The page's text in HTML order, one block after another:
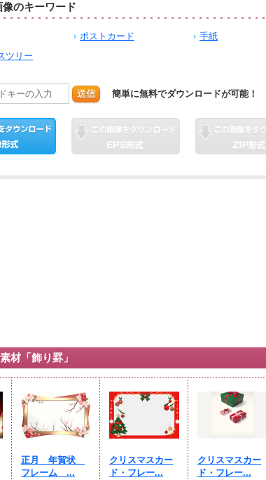
像のキーワード
ポストカード 手紙
ツリー
送信 簡単に無料でダウンロードが可能！
材「飾り罫」
正月 年賀状
フレーム ...
クリスマスカー
ド・フレー...
クリスマスカー
ド・フレー...